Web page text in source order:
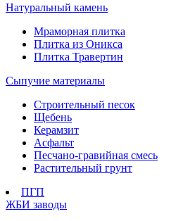
Натуральный камень
Мраморная плитка
Плитка из Оникса
Плитка Травертин
Сыпучие материалы
Строительный песок
Щебень
Керамзит
Асфальт
Песчано-гравийная смесь
Растительный грунт
ПГП
ЖБИ заводы